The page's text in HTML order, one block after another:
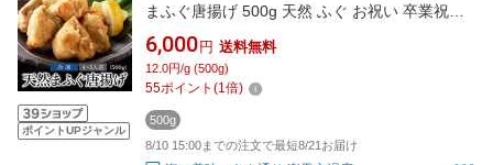
ポイントUPジャンル
まふぐ唐揚げ 500g 天然 ふぐ お祝い 卒業祝い
母の日 父の日 内祝い 贈答 ご当地 グルメ お取
り寄せ ふぐ料理 海鮮 河豚 新鮮 中元 夏ギフト
歳暮 冬ギフト 年越 冷凍 送料込
6,000円 送料無料
12.0円/g (500g)
55ポイント (1 倍)
500g
8/10 15:00までの注文で最短8/21お届け